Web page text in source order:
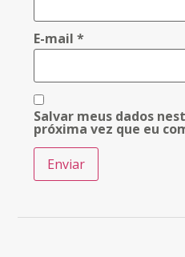
E-mail*
Salvar meus dados
próxima vez que eu